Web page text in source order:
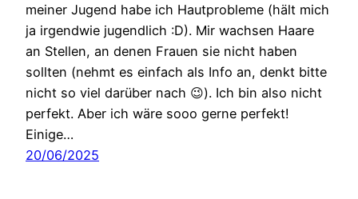
meiner Jugend habe ich Hautprobleme (hält mich
ja irgendwie jugendlich :D). Mir wachsen Haare
an Stellen, an denen Frauen sie nicht haben
sollten (nehmt es einfach als Info an, denkt bitte
nicht so viel darüber nach 😉). Ich bin also nicht
perfekt. Aber ich wäre sooo gerne perfekt!
Einige…
20/06/2025